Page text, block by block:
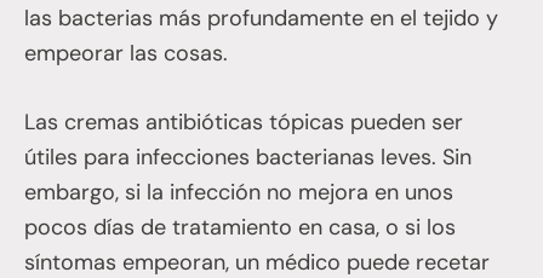
las bacterias más profundamente en el tejido y
empeorar las cosas.
Las cremas antibióticas tópicas pueden ser
útiles para infecciones bacterianas leves. Sin
embargo, si la infección no mejora en unos
pocos días de tratamiento en casa, o si los
síntomas empeoran, un médico puede recetar